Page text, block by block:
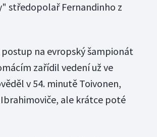
středopolař Fernandinho z
na evropský šampionát
zařídil vedení už ve
v 54. minutě Toivonen,
ale krátce poté